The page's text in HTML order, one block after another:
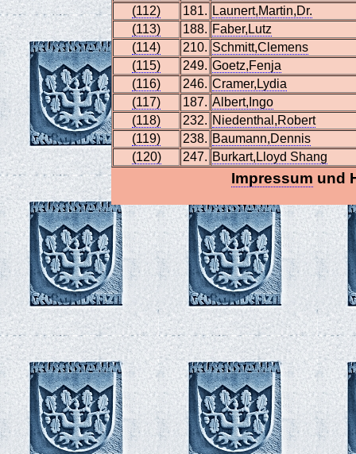
(112)
181. Launert,Martin,Dr.
(113)
188. Faber,Lutz
(114)
210. Schmitt,Clemens
(115)
249. Goetz,Fenja
(116)
246. Cramer,Lydia
(117)
187. Albert,Ingo
(118)
232. Niedenthal,Robert
(119)
238. Baumann,Dennis
(120)
247. Burkart,Lloyd Shang
Impressum und